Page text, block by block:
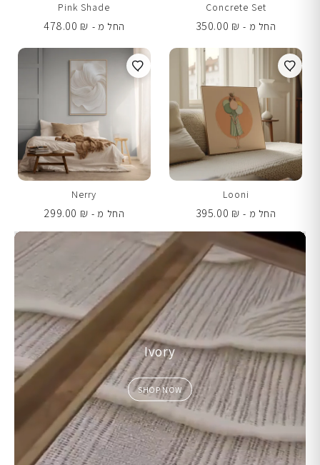
Concrete Set
החל מ -
350.00 ₪
Pink Shade
החל מ -
478.00 ₪
Looni
החל מ -
395.00 ₪
Nerry
החל מ -
299.00 ₪
Ivory
SHOP NOW